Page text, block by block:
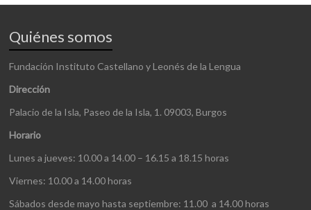
Quiénes somos
Fundación Instituto Castellano y Leonés de la Lengua
Dirección
Palacio de la Isla, Paseo de la Isla, 1. 09003, Burgos
Horario
Lunes a jueves: 10.00 a 14.00 – 16.15 a 18.15 horas
Viernes: 10.00 a 14.00 horas
Sábados desde mayo hasta septiembre: 11.00 a 14.00 horas